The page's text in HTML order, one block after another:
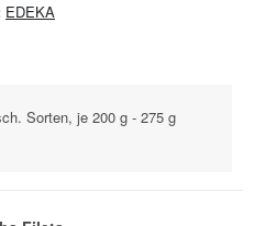
EDEKA
Sorten, je 200 g - 275 g